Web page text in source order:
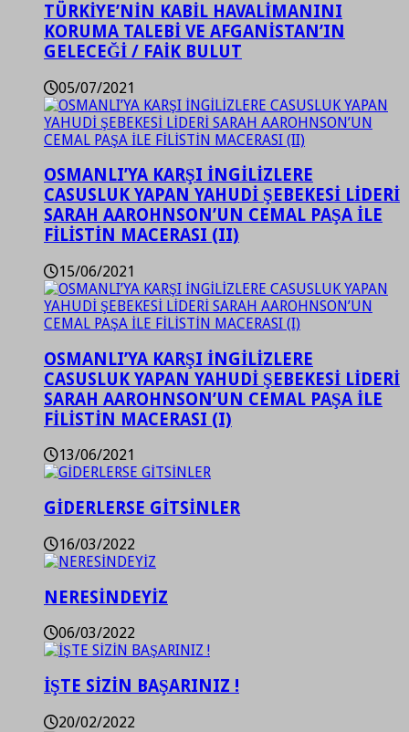
TÜRKİYE’NİN KABİL HAVALİMANINI
KORUMA TALEBİ VE AFGANİSTAN’IN
GELECEĞİ / FAİK BULUT
05/07/2021
OSMANLI’YA KARŞI İNGİLİZLERE
CASUSLUK YAPAN YAHUDİ ŞEBEKESİ LİDERİ
SARAH AAROHNSON’UN CEMAL PAŞA İLE
FİLİSTİN MACERASI (II)
15/06/2021
OSMANLI’YA KARŞI İNGİLİZLERE
CASUSLUK YAPAN YAHUDİ ŞEBEKESİ LİDERİ
SARAH AAROHNSON’UN CEMAL PAŞA İLE
FİLİSTİN MACERASI (I)
13/06/2021
GİDERLERSE GİTSİNLER
16/03/2022
NERESİNDEYİZ
06/03/2022
İŞTE SİZİN BAŞARINIZ !
20/02/2022